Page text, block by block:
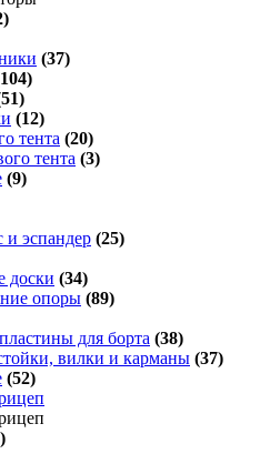
(37)
(12)
тента (20)
тента (3)
(9)
и эспандер (25)
доски (34)
опоры (89)
для борта (38)
вилки и карманы (37)
(52)